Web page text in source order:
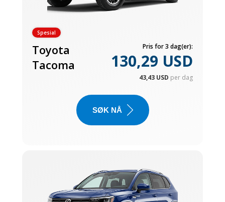
Spesial
Toyota
Tacoma
Pris for 3 dag(er):
130,29 USD
43,43 USD per dag
SØK NÅ